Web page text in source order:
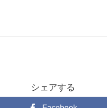
シェアする